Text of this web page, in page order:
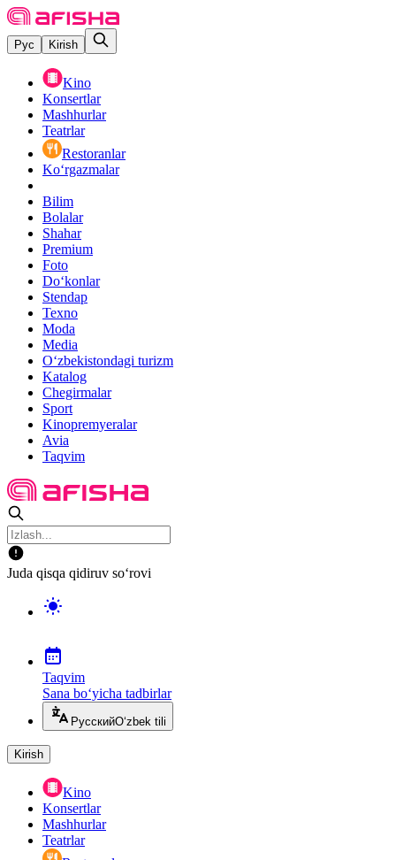
Рус Kirish
Kino
Konsertlar
Mashhurlar
Teatrlar
Restoranlar
Ko‘rgazmalar
Bilim
Bolalar
Shahar
Premium
Foto
Do‘konlar
Stendap
Texno
Moda
Media
O‘zbekistondagi turizm
Katalog
Chegirmalar
Sport
Kinopremyeralar
Avia
Taqvim
Juda qisqa qidiruv so‘rovi
Taqvim
Sana bo‘yicha tadbirlar
РусскийO‘zbek tili
Kirish
Kino
Konsertlar
Mashhurlar
Teatrlar